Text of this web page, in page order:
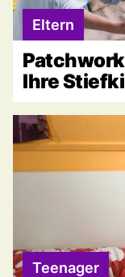
Eltern
Ihre
Teenager